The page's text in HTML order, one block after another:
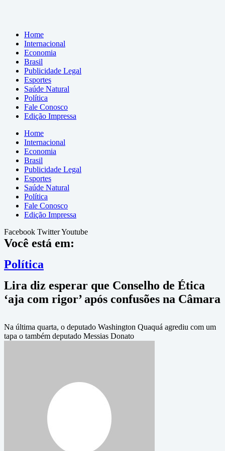
Home
Internacional
Economia
Brasil
Publicidade Legal
Esportes
Saúde Natural
Política
Fale Conosco
Edição Impressa
Home
Internacional
Economia
Brasil
Publicidade Legal
Esportes
Saúde Natural
Política
Fale Conosco
Edição Impressa
Facebook TwitterYoutube
Você está em:
Política
Lira diz esperar que Conselho de Ética
‘aja com rigor’ após confusões na Câmara
Na última quarta, o deputado Washington Quaquá agrediu com um
tapa o também deputado Messias Donato